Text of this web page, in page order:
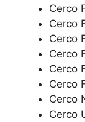
Cerco
Cerco
Cerco
Cerco
Cerco
Cerco
Cerco
Cerco